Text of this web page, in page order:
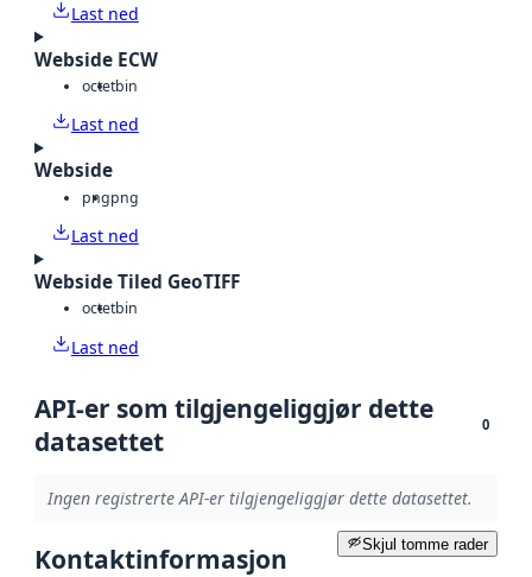
Last ned
Webside ECW
octetbin
Last ned
Webside
pngpng
Last ned
Webside Tiled GeoTIFF
octetbin
Last ned
API-er som tilgjengeliggjør dette
datasettet
0
Ingen registrerte API-er tilgjengeliggjør dette datasettet.
Skjul tomme rader
Kontaktinformasjon